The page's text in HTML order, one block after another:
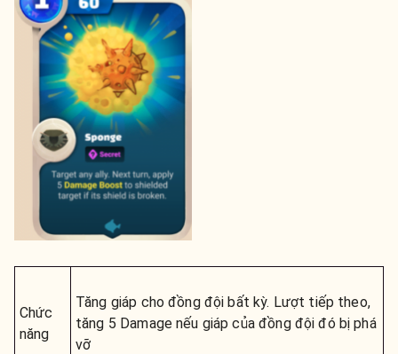
Chức
năng
Tăng giáp cho đồng đội bất kỳ. Lượt tiếp theo,
tăng 5 Damage nếu giáp của đồng đội đó bị phá
vỡ